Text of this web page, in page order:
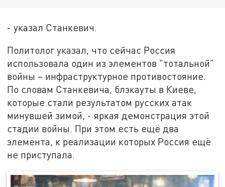
- указал Станкевич.
Политолог указал, что сейчас Россия
использовала один из элементов "тотальной"
войны – инфраструктурное противостояние.
По словам Станкевича, блэкауты в Киеве,
которые стали результатом русских атак
минувшей зимой, - яркая демонстрация этой
стадии войны. При этом есть ещё два
элемента, к реализации которых Россия ещё
не приступала.